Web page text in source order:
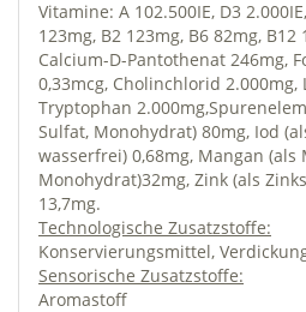
Vitamine: A 102.500IE, D3
123mg, B2 123mg, B6 82mg,
Calcium-D-Pantothenat 246mg,
0,33mcg, Cholinchlorid 2.000mg,
Tryptophan
Sulfat, Monohydrat) 80mg, Iod
wasserfrei) 0,68mg, Mangan (als
Monohydrat)32mg, Zink (als
13,7mg.
Technologische Zusatzstoffe:
Konservierungsmittel,
Sensorische Zusatzstoffe:
Aromastoff